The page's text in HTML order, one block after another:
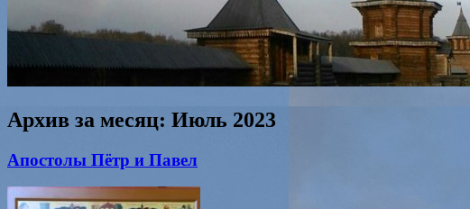
Архив за месяц: Июль 2023
Апостолы Пётр и Павел